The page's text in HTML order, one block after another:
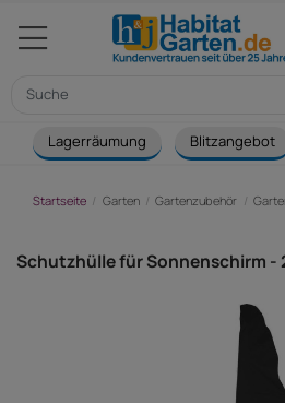
Lagerräumung Blitzangebot
Startseite Garten Gartenzubehör
Schutzhülle für Sonnenschirm -